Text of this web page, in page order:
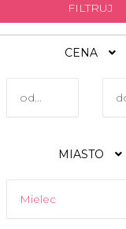
FILTRUJ
CENA
MIASTO